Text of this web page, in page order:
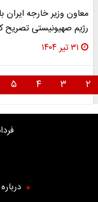
معاون وزیر خارجه ایران
رژیم صهیونیستی تصریح
۳۱ تیر ۱۴۰۴
۲ ۳ ۴ ۵